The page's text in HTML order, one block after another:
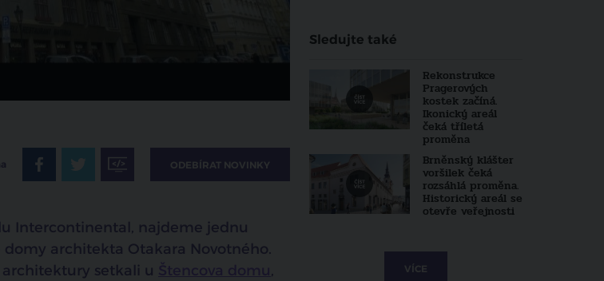
ODEBÍRAT NOVINKY
Intercontinental, najdeme jednu
domy architekta Otakara Novotného.
setkali u
,
Sledujte také
Rekonstrukce
Pragerových
kostek začíná.
Ikonický areál
čeká tříletá
proměna
Brněnský klášter
voršilek čeká
rozsáhlá proměna.
Historický areál se
otevře veřejnosti
VÍCE